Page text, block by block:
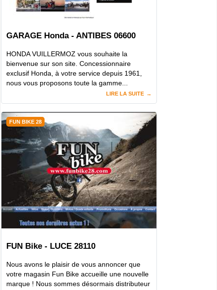
GARAGE Honda - ANTIBES 06600
HONDA VUILLERMOZ vous souhaite la
bienvenue sur son site. Concessionnaire
exclusif Honda, à votre service depuis 1961,
nous vous proposons toute la gamme...
LIRE LA SUITE
FUN BIKE 28
FUN Bike - LUCE 28110
Nous avons le plaisir de vous annoncer que
votre magasin Fun Bike accueille une nouvelle
marque ! Nous sommes désormais distributeur